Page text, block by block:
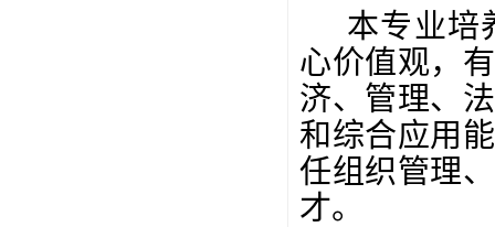
本专业培
心价值观，
济、管理、
和综合应用
任组织管理
才。